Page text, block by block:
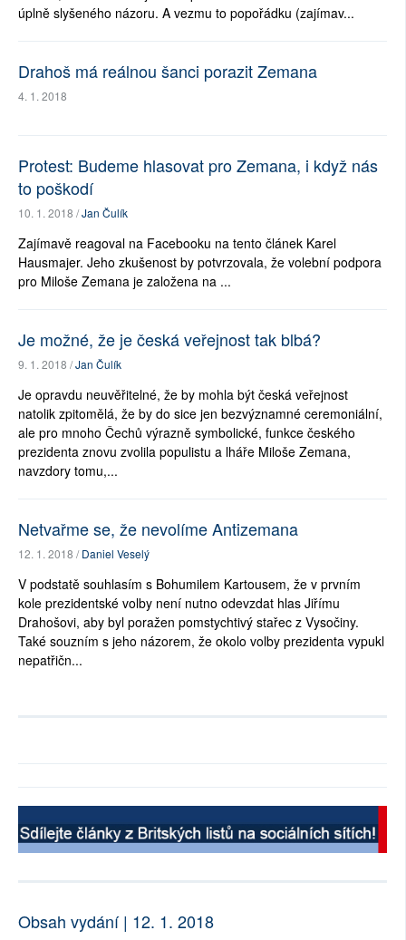
úplně slyšeného názoru. A vezmu to popořádku (zajímav...
Drahoš má reálnou šanci porazit Zemana
4. 1. 2018
Protest: Budeme hlasovat pro Zemana, i když nás
to poškodí
10. 1. 2018 /Jan Čulík
Zajímavě reagoval na Facebooku na tento článek Karel
Hausmajer. Jeho zkušenost by potvrzovala, že volební podpora
pro Miloše Zemana je založena na ...
Je možné, že je česká veřejnost tak blbá?
9. 1. 2018 /Jan Čulík
Je opravdu neuvěřitelné, že by mohla být česká veřejnost
natolik zpitomělá, že by do sice jen bezvýznamné ceremoniální,
ale pro mnoho Čechů výrazně symbolické, funkce českého
prezidenta znovu zvolila populistu a lháře Miloše Zemana,
navzdory tomu,...
Netvařme se, že nevolíme Antizemana
12. 1. 2018 /Daniel Veselý
V podstatě souhlasím s Bohumilem Kartousem, že v prvním
kole prezidentské volby není nutno odevzdat hlas Jiřímu
Drahošovi, aby byl poražen pomstychtivý stařec z Vysočiny.
Také souzním s jeho názorem, že okolo volby prezidenta vypukl
nepatřičn...
Obsah vydání | 12. 1. 2018